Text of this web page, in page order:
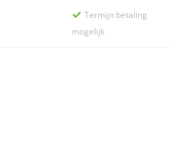
 Termijn betaling
mogelijk